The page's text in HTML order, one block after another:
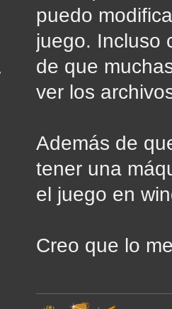
puedo
juego. Incluso
de que
ver los
Además de
tener una
el juego en
Creo que lo